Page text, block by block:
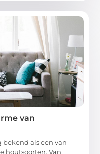
van
als een van
houtsoorten. Van